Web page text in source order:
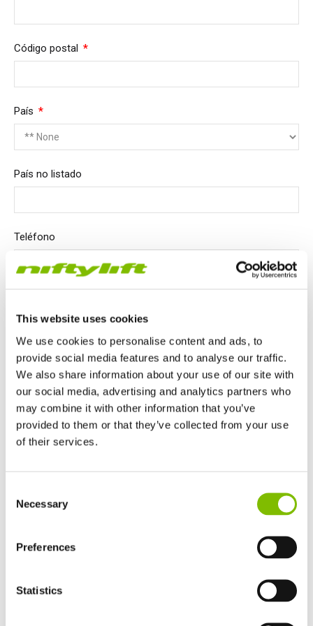
This website uses cookies
We use cookies to personalise content and ads, to
provide social media features and to analyse our traffic.
We also share information about your use of our site with
our social media, advertising and analytics partners who
may combine it with other information that you’ve
provided to them or that they’ve collected from your use
of their services.
Selection
Necessary
Preferences
Statistics
Código postal Required
País Required
País no listado
Teléfono
Email
Sitio web
Estoy de acuerdo en que Niftylift Ltd puede almacenar y
información, consulte la Política de privacidad de Niftylift.
Estados Unidos
Francia
Deutsch